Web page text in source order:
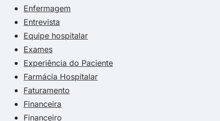
Enfermagem
Entrevista
Equipe hospitalar
Exames
Experiência do Paciente
Farmácia Hospitalar
Faturamento
Financeira
Financeiro